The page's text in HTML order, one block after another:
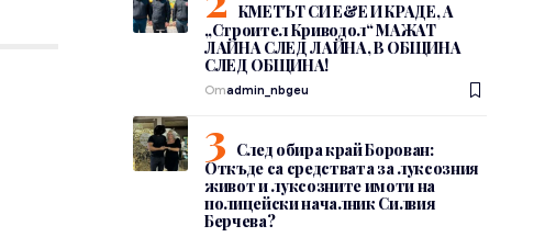
КМЕТЪТ СИ Е&Е И КРАДЕ, А
„Строител Криводол“ МАЖАТ
ЛАЙНА СЛЕД ЛАЙНА, В ОБЩИНА
СЛЕД ОБЩИНА!
Отadmin_nbgeu
След обира край Борован:
Откъде са средствата за луксозния
живот и луксозните имоти на
полицейски началник Силвия
Берчева?